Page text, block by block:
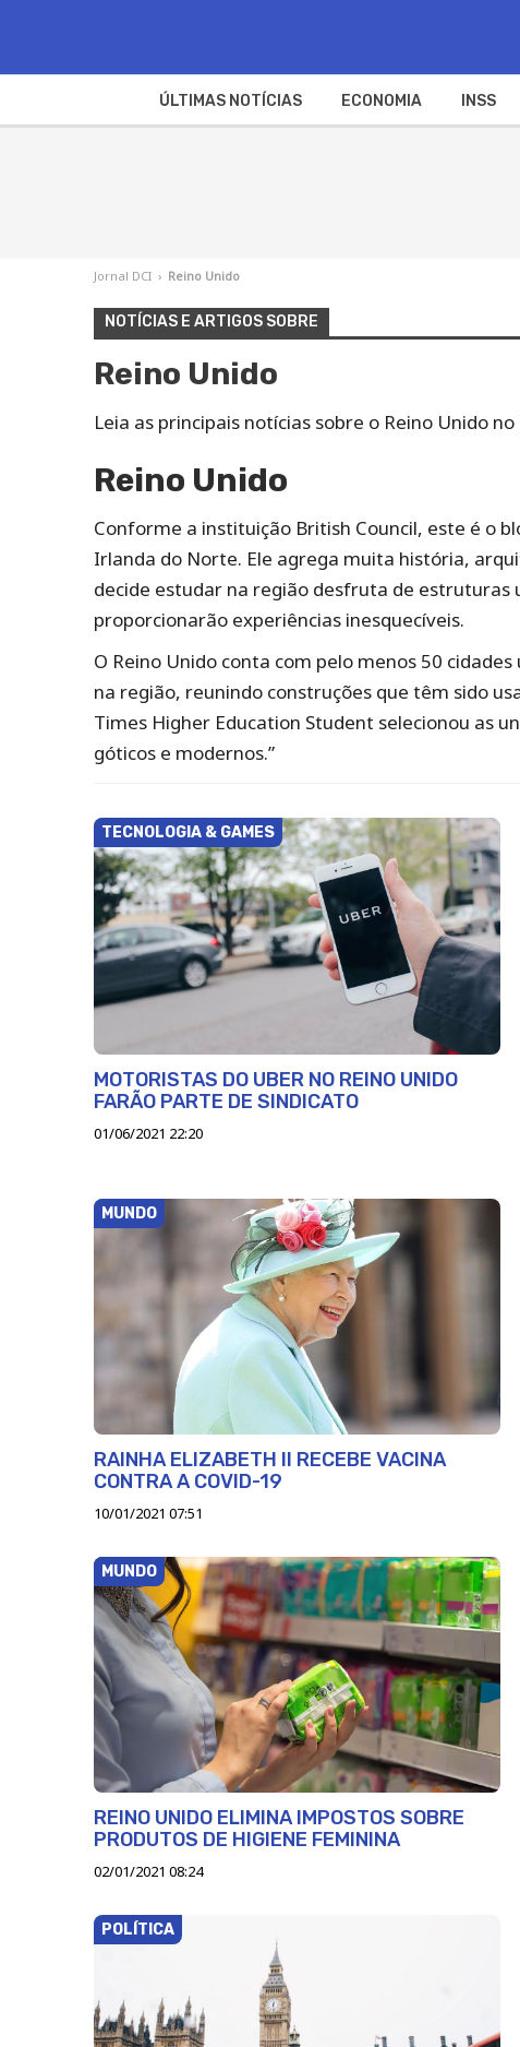
ÚLTIMAS NOTÍCIAS ECONOMIA INSS
Jornal DCI › Reino Unido
NOTÍCIAS E ARTIGOS SOBRE
Reino Unido
Leia as principais notícias sobre o Reino Unido
Reino Unido
Conforme a instituição British Council, este é o
Irlanda do Norte. Ele agrega muita história,
decide estudar na região desfruta de
proporcionarão experiências inesquecíveis.
O Reino Unido conta com pelo menos 50
na região, reunindo construções que têm sido
Times Higher Education Student selecionou as
góticos e modernos.”
TECNOLOGIA & GAMES
MOTORISTAS DO UBER NO REINO UNIDO
FARÃO PARTE DE SINDICATO
01/06/2021 22:20
MUNDO
RAINHA ELIZABETH II RECEBE VACINA
CONTRA A COVID-19
10/01/2021 07:51
MUNDO
REINO UNIDO ELIMINA IMPOSTOS SOBRE
PRODUTOS DE HIGIENE FEMININA
02/01/2021 08:24
POLÍTICA